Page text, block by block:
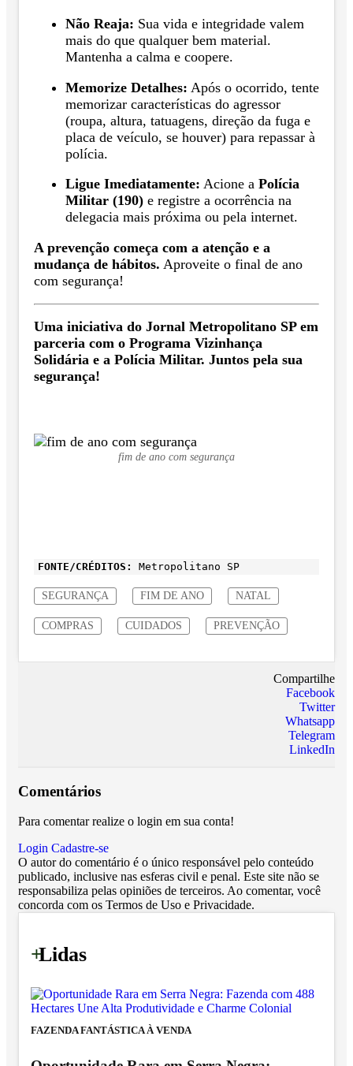
Não Reaja: Sua vida e integridade valem
mais do que qualquer bem material.
Mantenha a calma e coopere.
Memorize Detalhes: Após o ocorrido, tente
memorizar características do agressor
(roupa, altura, tatuagens, direção da fuga e
placa de veículo, se houver) para repassar à
polícia.
Ligue Imediatamente: Acione a Polícia
Militar (190) e registre a ocorrência na
delegacia mais próxima ou pela internet.
A prevenção começa com a atenção e a
mudança de hábitos. Aproveite o final de ano
com segurança!
Uma iniciativa do Jornal Metropolitano SP em
parceria com o Programa Vizinhança
Solidária e a Polícia Militar. Juntos pela sua
segurança!
fim de ano com segurança
FONTE/CRÉDITOS: Metropolitano SP
SEGURANÇA FIM DE ANO NATAL
COMPRAS CUIDADOS PREVENÇÃO
Compartilhe
Facebook
Twitter
Whatsapp
Telegram
LinkedIn
Comentários
Para comentar realize o login em sua conta!
Login Cadastre-se
O autor do comentário é o único responsável pelo conteúdo
publicado, inclusive nas esferas civil e penal. Este site não se
responsabiliza pelas opiniões de terceiros. Ao comentar, você
concorda com os Termos de Uso e Privacidade.
+
Lidas
FAZENDA FANTÁSTICA À VENDA